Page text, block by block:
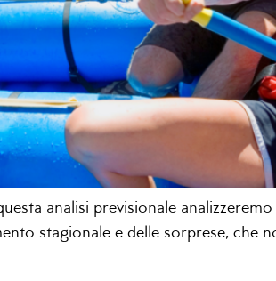
analisi previsionale
stagionale e delle sorprese, che